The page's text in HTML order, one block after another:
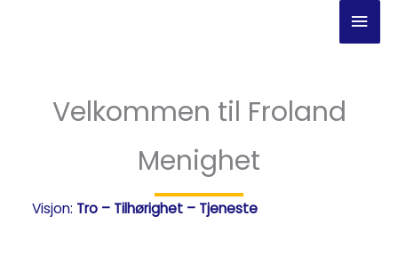
Velkommen til Froland
Menighet
Visjon: Tro – Tilhørighet – Tjeneste